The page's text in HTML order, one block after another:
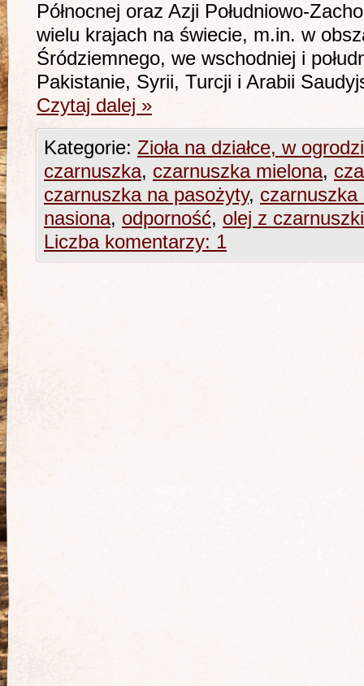
Północnej oraz Azji Południowo-
wielu krajach na świecie, m.in. w
Śródziemnego, we wschodniej i
Pakistanie, Syrii, Turcji i Arabii
Czytaj dalej »
Kategorie: Zioła na działce, w
czarnuszka, czarnuszka mielona,
czarnuszka na pasożyty, czarnuszka
nasiona, odporność, olej z czarnuszki
Liczba komentarzy: 1